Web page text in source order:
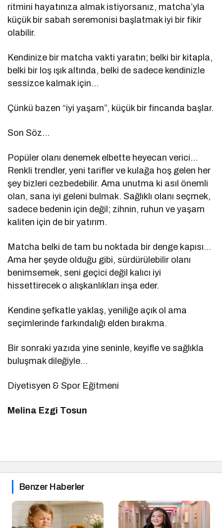
ritmini hayatınıza almak istiyorsanız, matcha’yla
küçük bir sabah seremonisi başlatmak iyi bir fikir
olabilir.
Kendinize bir matcha vakti yaratın; belki bir kitapla,
belki bir loş ışık altında, belki de sadece kendinizle
sessizce kalmak için…
Çünkü bazen “iyi yaşam”, küçük bir fincanda başlar.
Son Söz…
Popüler olanı denemek elbette heyecan verici…
Renkli trendler, yeni tarifler ve kulağa hoş gelen her
şey bizleri cezbedebilir. Ama unutma ki asıl önemli
olan, sana iyi geleni bulmak. Sağlıklı olanı seçmek,
sadece bedenin için değil; zihnin, ruhun ve yaşam
kaliten için de bir yatırım.
Matcha belki de tam bu noktada bir denge kapısı…
Ama her şeyde olduğu gibi, sürdürülebilir olanı
benimsemek, seni geçici değil kalıcı iyi
hissettirecek o alışkanlıkları inşa eder.
Kendine şefkatle yaklaş, yeniliğe açık ol ama
seçimlerinde farkındalığı elden bırakma.
Bir sonraki yazıda yine seninle, keyifle ve sağlıkla
buluşmak dileğiyle…
Diyetisyen & Spor Eğitmeni
Melina Ezgi Tosun
Benzer Haberler